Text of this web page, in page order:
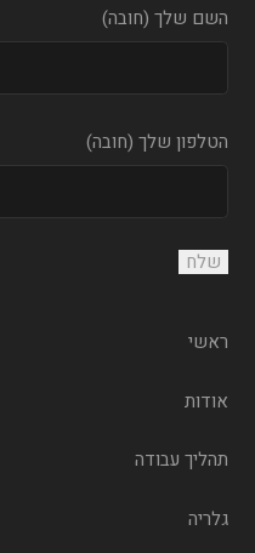
השם שלך (חובה)
הטלפון שלך (חובה)
ראשי
אודות
תהליך עבודה
גלריה